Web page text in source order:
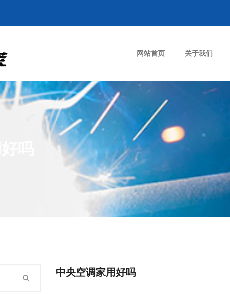
网站首页 关于我们
中央空调家用好吗